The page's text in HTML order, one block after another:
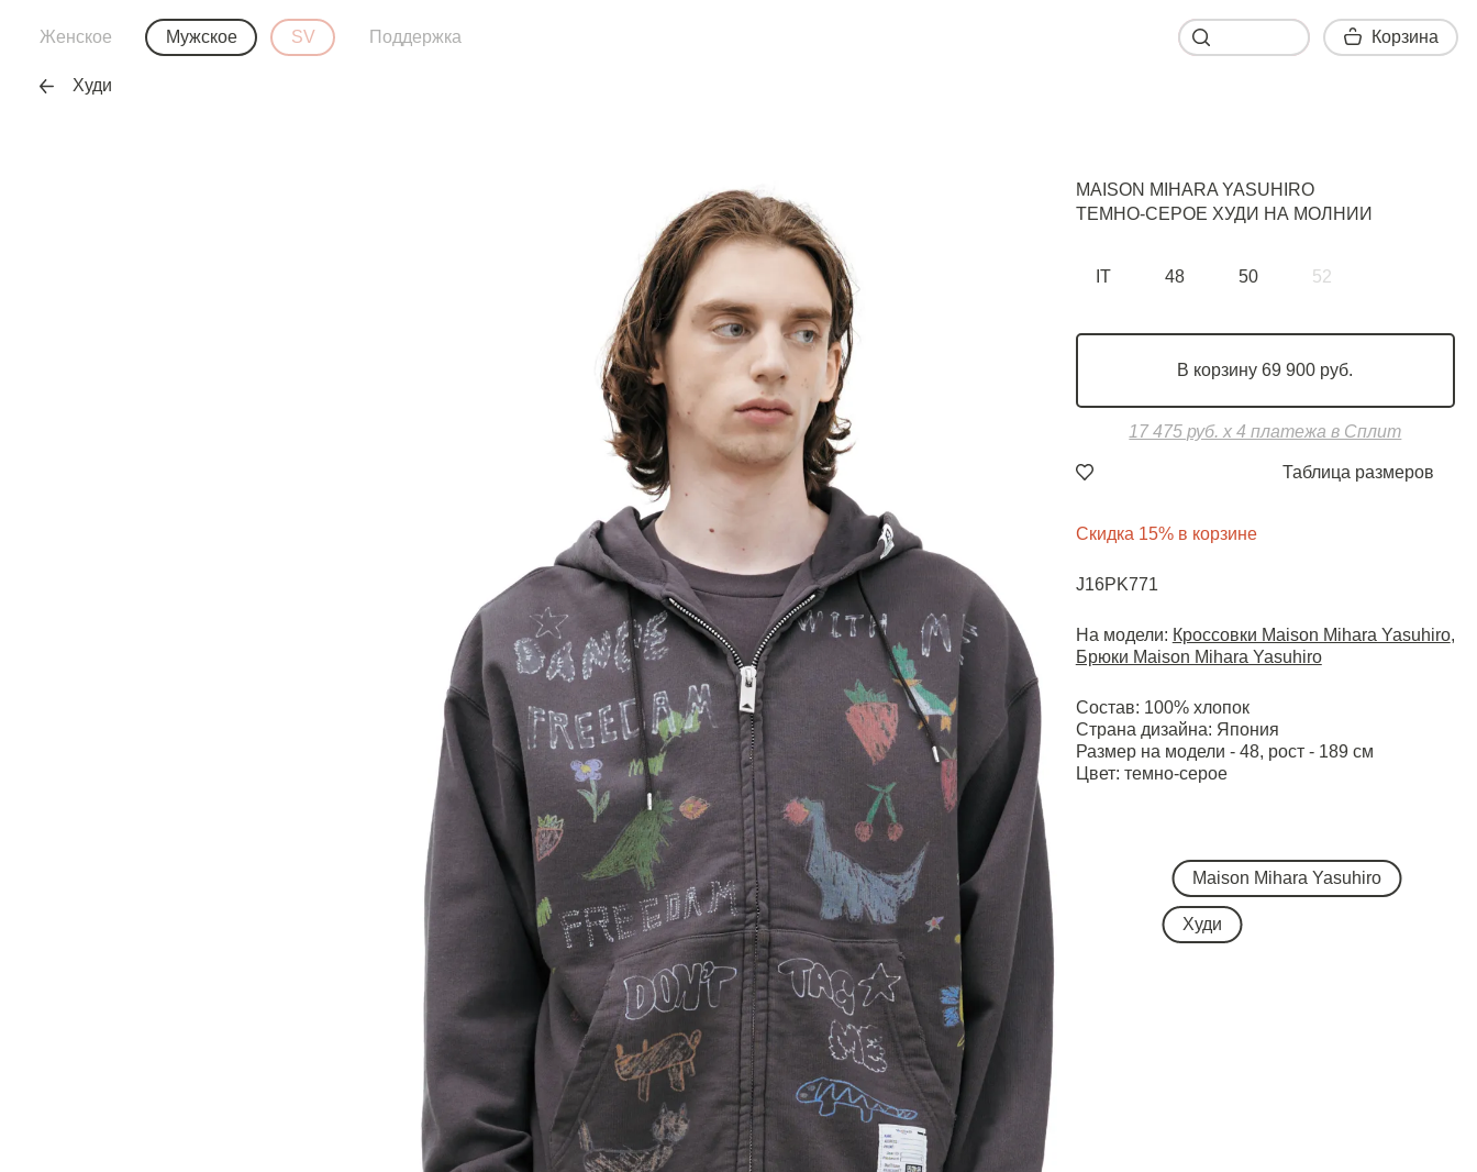
MAISON MIHARA YASUHIRO
ТЕМНО-СЕРОЕ ХУДИ НА МОЛНИИ
IT 48 50 52
В корзину 69 900 руб.
17 475 руб. х 4 платежа в Сплит
Таблица размеров
Скидка 15% в корзине
J16PK771
На модели: Кроссовки Maison Mihara Yasuhiro,
Брюки Maison Mihara Yasuhiro
Состав: 100% хлопок
Страна дизайна: Япония
Размер на модели - 48, рост - 189 см
Цвет: темно-серое
Maison Mihara Yasuhiro
Худи
Женское Мужское SV Поддержка Корзина
Худи
Корзина